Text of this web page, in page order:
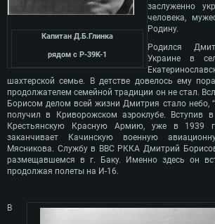
Капитан Д.Б.Глинка
рядом с P-39K-1
заслуженно
человека,
Родину.
Родился
Украине в
шахтерской семье. В детстве довелось ему
продолжателем семейной традиции он не стал.
Борисом делом всей жизни Дмитрия стало небо,
получил в Криворожском аэроклубе. Вступив
Крестьянскую Красную Армию, уже в 1939
заканчивает Качинскую военную
Мясникова. Службу в ВВС РККА Дмитрий
размещавшемся в г. Баку. Именно здесь он
продолжая полеты на И-16.
В